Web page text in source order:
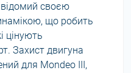
відомий своєю
що робить
цінують
Захист двигуна
для Mondeo III,